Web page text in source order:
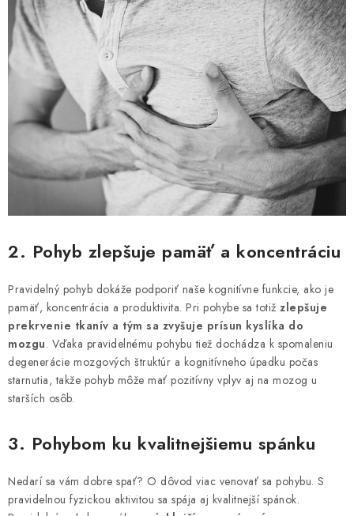
2. Pohyb zlepšuje pamäť a koncentráciu
Pravidelný pohyb dokáže podporiť naše kognitívne funkcie, ako je
pamäť, koncentrácia a produktivita. Pri pohybe sa totiž zlepšuje
prekrvenie tkanív a tým sa zvyšuje prísun kyslíka do
mozgu. Vďaka pravidelnému pohybu tiež dochádza k spomaleniu
degenerácie mozgových štruktúr a kognitívneho úpadku počas
starnutia, takže pohyb môže mať pozitívny vplyv aj na mozog u
starších osôb.
3. Pohybom ku kvalitnejšiemu spánku
Nedarí sa vám dobre spať? O dôvod viac venovať sa pohybu. S
pravidelnou fyzickou aktivitou sa spája aj kvalitnejší spánok.